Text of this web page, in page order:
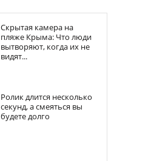
Скрытая камера на
пляже Крыма: Что люди
вытворяют, когда их не
видят...
Ролик длится несколько
секунд, а смеяться вы
будете долго